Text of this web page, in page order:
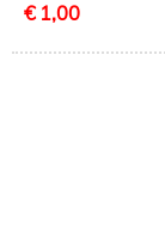
€ 1,00